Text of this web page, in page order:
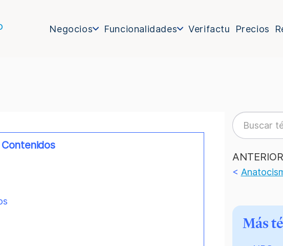
Negocios Funcionalidades Verifactu Precios
Contenidos
ANTERIOR
<
Más